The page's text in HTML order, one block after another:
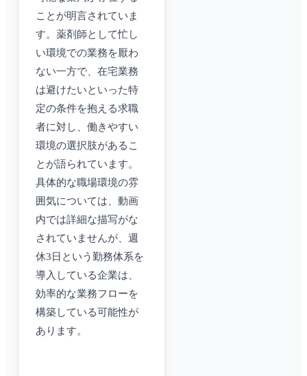
ことが明言されていま
す。薬剤師として忙し
い環境での業務を厭わ
ない一方で、在宅業務
は避けたいといった特
定の条件を抱える求職
者に対し、働きやすい
環境の選択肢があるこ
とが語られています。
具体的な職場環境の雰
囲気については、動画
内では詳細な描写がな
されていませんが、週
休3日という勤務体系を
導入している企業は、
効率的な業務フローを
構築している可能性が
あります。